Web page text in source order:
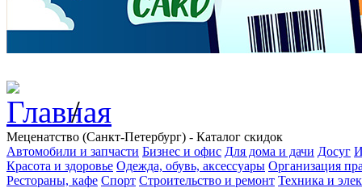
/
Меценатство (Санкт-Петербург) - Каталог скидок
Автомобили и запчасти Бизнес и офис Для дома и дачи Досуг
Красота и здоровье Одежда, обувь, аксессуары Организация
Рестораны, кафе Спорт Строительство и ремонт Техника и